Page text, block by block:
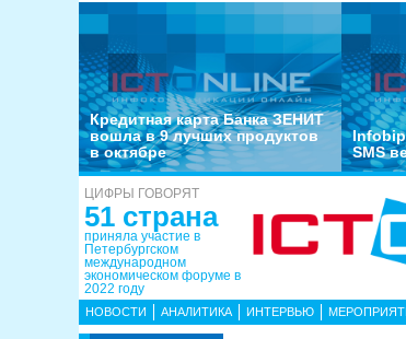
Кредитная карта Банка ЗЕНИТ
вошла в 9 лучших продуктов
в октябре
SMS
ЦИФРЫ ГОВОРЯТ
51 страна
приняла участие в
Петербургском
международном
экономическом форуме в
2022 году
НОВОСТИ АНАЛИТИКА ИНТЕРВЬЮ